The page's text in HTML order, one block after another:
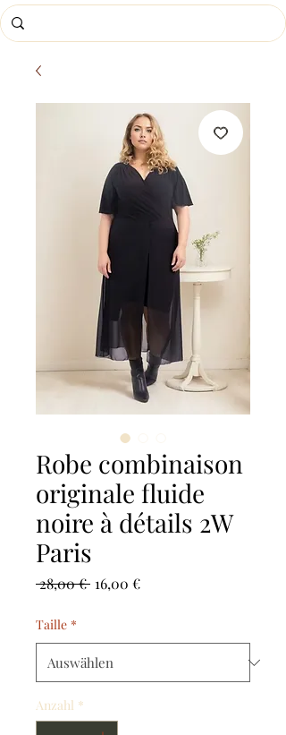
Robe combinaison
originale fluide
noire à détails 2W
Paris
28,00 € Standardpreis
16,00 €Sale-
Taille *
Anzahl *